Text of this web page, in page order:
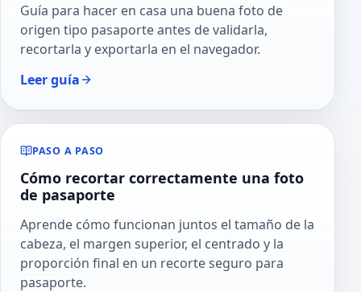
Guía para hacer en casa una buena foto de
origen tipo pasaporte antes de validarla,
recortarla y exportarla en el navegador.
Leer guía
PASO A PASO
Cómo recortar correctamente una foto
de pasaporte
Aprende cómo funcionan juntos el tamaño de la
cabeza, el margen superior, el centrado y la
proporción final en un recorte seguro para
pasaporte.